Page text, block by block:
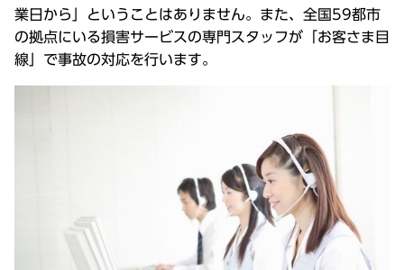
業日から」ということはありません。また、全国59都市
の拠点にいる損害サービスの専門スタッフが「お客さま目
線」で事故の対応を行います。